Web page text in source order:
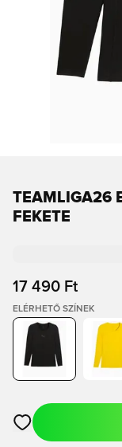
TEAMLIGA26
FEKETE
17 490 Ft
ELÉRHETŐ SZÍNEK
Megnyit egy